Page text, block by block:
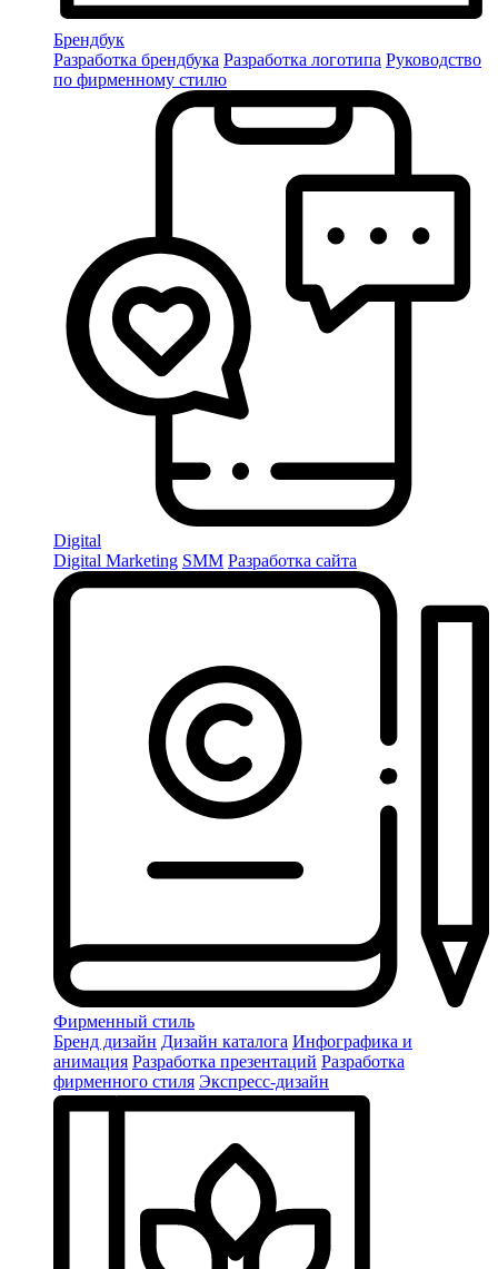
Брендбук
Разработка брендбука Разработка логотипа Руководство
по фирменному стилю
Digital
Digital Marketing SMM Разработка сайта
Фирменный стиль
Бренд дизайн Дизайн каталога Инфографика и
анимация Разработка презентаций Разработка
фирменного стиля Экспресс-дизайн